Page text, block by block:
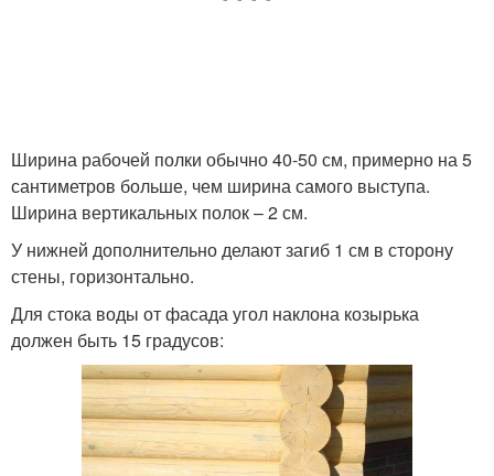
Деревянный отлив Отливы на фасад
Отливы для
фундамента
Ширина рабочей полки обычно 40-50 см, примерно на 5
сантиметров больше, чем ширина самого выступа.
Ширина вертикальных полок – 2 см.
У нижней дополнительно делают загиб 1 см в сторону
стены, горизонтально.
Для стока воды от фасада угол наклона козырька
должен быть 15 градусов: